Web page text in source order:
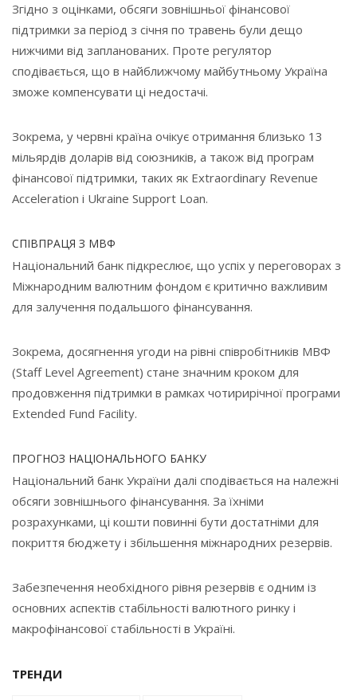
Згідно з оцінками, обсяги зовнішньої фінансової
підтримки за період з січня по травень були дещо
нижчими від запланованих. Проте регулятор
сподівається, що в найближчому майбутньому Україна
зможе компенсувати ці недостачі.
Зокрема, у червні країна очікує отримання близько 13
мільярдів доларів від союзників, а також від програм
фінансової підтримки, таких як Extraordinary Revenue
Acceleration і Ukraine Support Loan.
СПІВПРАЦЯ З МВФ
Національний банк підкреслює, що успіх у переговорах з
Міжнародним валютним фондом є критично важливим
для залучення подальшого фінансування.
Зокрема, досягнення угоди на рівні співробітників МВФ
(Staff Level Agreement) стане значним кроком для
продовження підтримки в рамках чотирирічної програми
Extended Fund Facility.
ПРОГНОЗ НАЦІОНАЛЬНОГО БАНКУ
Національний банк України далі сподівається на належні
обсяги зовнішнього фінансування. За їхніми
розрахунками, ці кошти повинні бути достатніми для
покриття бюджету і збільшення міжнародних резервів.
Забезпечення необхідного рівня резервів є одним із
основних аспектів стабільності валютного ринку і
макрофінансової стабільності в Україні.
ТРЕНДИ